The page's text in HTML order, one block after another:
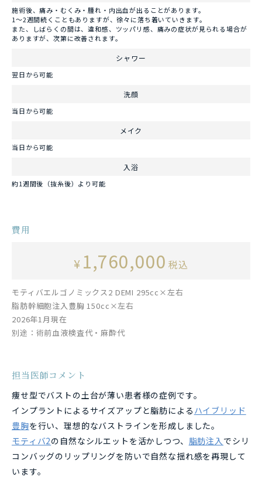
施術後、痛み・むくみ・腫れ・内出血が出ることがあります。
1～2週間続くこともありますが、徐々に落ち着いていきます。
また、しばらくの間は、違和感、ツッパリ感、痛みの症状が見られる場合が
ありますが、次第に改善されます。
シャワー
翌日から可能
洗顔
当日から可能
メイク
当日から可能
入浴
約1週間後（抜糸後）より可能
費用
¥ 1,760,000 税込
モティバエルゴノミックス2 DEMI 295cc×左右
脂肪幹細胞注入豊胸 150cc×左右
2026年1月現在
別途：術前血液検査代・麻酔代
担当医師コメント
痩せ型でバストの土台が薄い患者様の症例です。
インプラントによるサイズアップと脂肪による ハイブリッド
豊胸を行い、理想的なバストラインを形成しました。
モティバ2の自然なシルエットを活かしつつ、 脂肪注入でシリ
コンバッグのリップリングを防いで自然な揺れ感を再現して
います。